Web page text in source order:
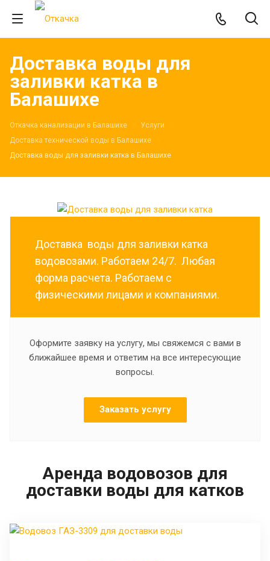
Доставка воды для
заливки катка в
Балашихе
Откачка канализации в Балашихе
Услуги
Доставка технической воды в Балашихе
Доставка воды для заливки катка в Балашихе
Доставка воды для заливки катка
водовозами. Работаем 24/7. Любая
форма расчета. Работаем с
физическими лицами и компаниями.
Оформите заявку на услугу, мы свяжемся с вами в
ближайшее время и ответим на все интересующие
вопросы.
Заказать услугу
Аренда водовозов для
доставки воды для катков